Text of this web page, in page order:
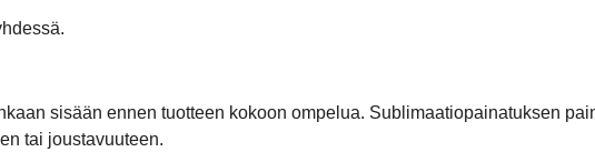
sisään ennen tuotteen kokoon ompelua. Sublimaatiopainatuksen
tai joustavuuteen.